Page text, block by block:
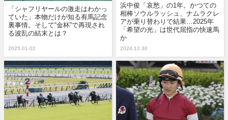
「シャフリヤールの激走はわかっ
ていた」本物だけが知る有馬記念
裏事情。そして“金杯”で再現され
る波乱の結末とは？
2025.01.02
浜中俊「哀愁」の1年。かつての
相棒ソウルラッシュ、ナムラクレ
アが乗り替わりで結果…2025年
「希望の光」は世代屈指の快速馬
か
2024.12.30